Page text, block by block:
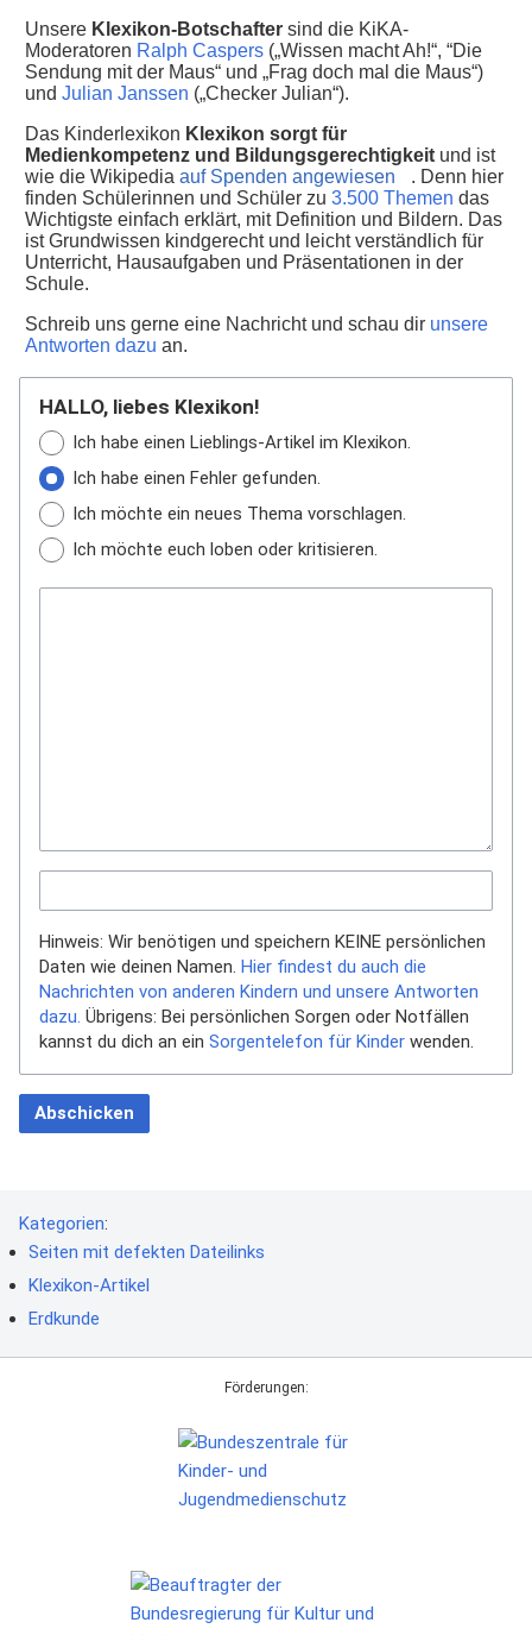
Unsere Klexikon-Botschafter sind die KiKA-
Moderatoren Ralph Caspers („Wissen macht Ah!“, “Die
Sendung mit der Maus“ und „Frag doch mal die Maus“)
und Julian Janssen („Checker Julian“).
Das Kinderlexikon Klexikon sorgt für
Medienkompetenz und Bildungsgerechtigkeit und ist
wie die Wikipedia auf Spenden angewiesen
. Denn hier
finden Schülerinnen und Schüler zu 3.500 Themen das
Wichtigste einfach erklärt, mit Definition und Bildern. Das
ist Grundwissen kindgerecht und leicht verständlich für
Unterricht, Hausaufgaben und Präsentationen in der
Schule.
Schreib uns gerne eine Nachricht und schau dir unsere
Antworten dazu an.
HALLO, liebes Klexikon!
Ich habe einen Lieblings-Artikel im Klexikon.
Ich habe einen Fehler gefunden.
Ich möchte ein neues Thema vorschlagen.
Ich möchte euch loben oder kritisieren.
Hinweis: Wir benötigen und speichern KEINE persönlichen
Daten wie deinen Namen. Hier findest du auch die
Nachrichten von anderen Kindern und unsere Antworten
dazu. Übrigens: Bei persönlichen Sorgen oder Notfällen
kannst du dich an ein Sorgentelefon für Kinder wenden.
Abschicken
Kategorien:
Seiten mit defekten Dateilinks
Klexikon-Artikel
Erdkunde
Förderungen: